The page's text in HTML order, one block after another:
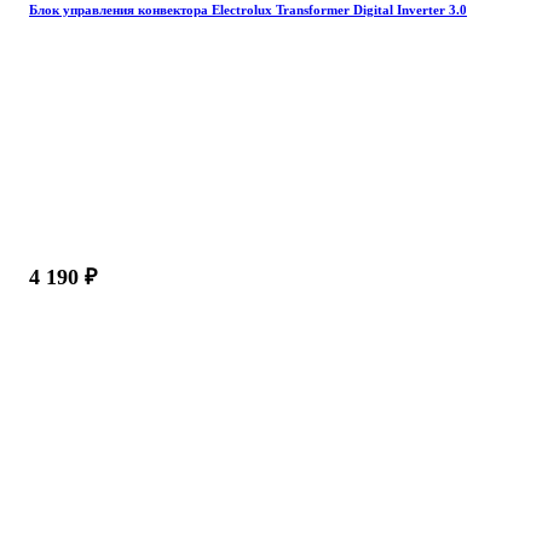
Блок управления конвектора Electrolux Transformer Digital Inverter 3.0
4 190 ₽